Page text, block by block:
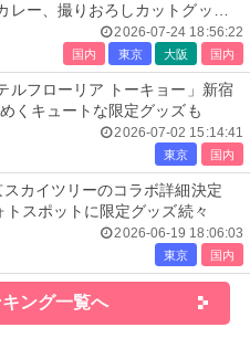
レー、撮りおろしカットグッズ
2026-07-24 18:56:22
国内 東京 大阪 国内
ルフローリア トーキョー」新宿
くキュートな限定グッズも
2026-07-02 15:14:41
東京 国内
カイツリーのコラボ詳細決定
トスポットに限定グッズ続々
2026-06-19 18:06:03
東京 国内
ング一覧へ